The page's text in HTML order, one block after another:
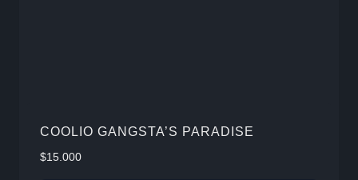
COOLIO GANGSTA’S PARADISE
$15.000